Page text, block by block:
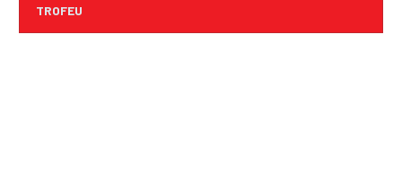
TROFEU